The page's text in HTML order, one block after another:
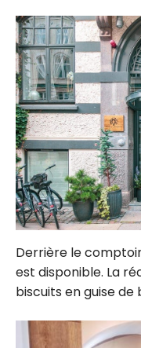
Derrière le
est disponible. La
biscuits en guise de